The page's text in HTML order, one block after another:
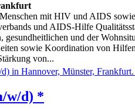
mit HIV und AIDS
und AIDS-Hilfe
gesundheitlichen und der
sowie Koordination von
von...
w/d) *